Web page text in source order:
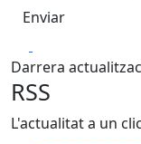
Darrera
RSS
L'actualitat a un clic